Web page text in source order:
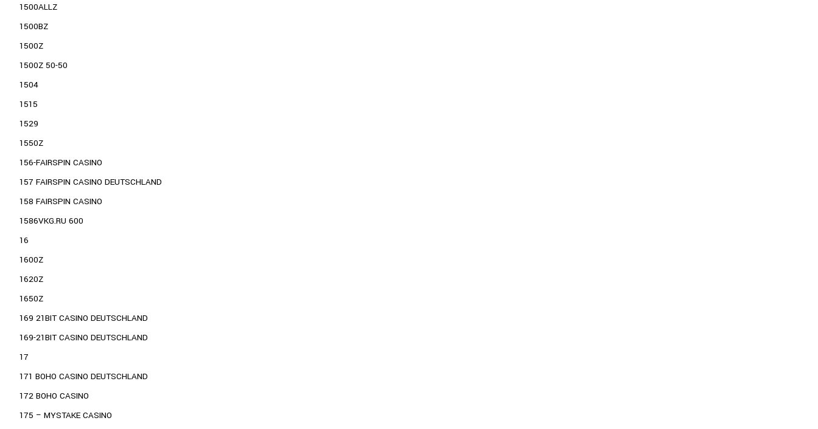
1500ALLZ
1500BZ
1500Z
1500Z 50-50
1504
1515
1529
1550Z
156-FAIRSPIN CASINO
157 FAIRSPIN CASINO DEUTSCHLAND
158 FAIRSPIN CASINO
1586VKG.RU 600
16
1600Z
1620Z
1650Z
169 21BIT CASINO DEUTSCHLAND
169-21BIT CASINO DEUTSCHLAND
17
171 BOHO CASINO DEUTSCHLAND
172 BOHO CASINO
175 – MYSTAKE CASINO